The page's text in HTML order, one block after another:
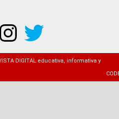
DIGITAL educativa, informativa y